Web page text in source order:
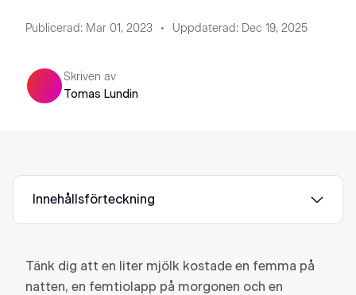
Publicerad: Mar 01, 2023 Uppdaterad: Dec 19, 2025
Skriven av
Tomas Lundin
Innehållsförteckning
Tänk dig att en liter mjölk kostade en femma på
natten, en femtiolapp på morgonen och en